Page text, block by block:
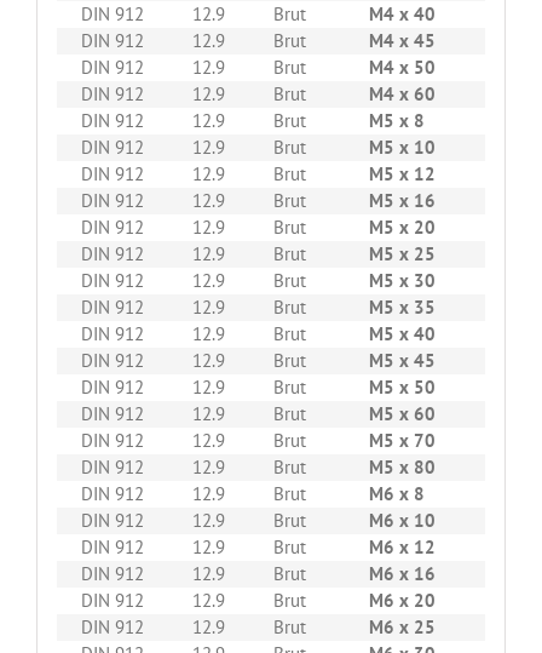
DIN 912
12.9 Brut M4 x 40
DIN 912
12.9 Brut M4 x 45
DIN 912
12.9 Brut M4 x 50
DIN 912
12.9 Brut M4 x 60
DIN 912
12.9 Brut M5 x 8
DIN 912
12.9 Brut M5 x 10
DIN 912
12.9 Brut M5 x 12
DIN 912
12.9 Brut M5 x 16
DIN 912
12.9 Brut M5 x 20
DIN 912
12.9 Brut M5 x 25
DIN 912
12.9 Brut M5 x 30
DIN 912
12.9 Brut M5 x 35
DIN 912
12.9 Brut M5 x 40
DIN 912
12.9 Brut M5 x 45
DIN 912
12.9 Brut M5 x 50
DIN 912
12.9 Brut M5 x 60
DIN 912
12.9 Brut M5 x 70
DIN 912
12.9 Brut M5 x 80
DIN 912
12.9 Brut M6 x 8
DIN 912
12.9 Brut M6 x 10
DIN 912
12.9 Brut M6 x 12
DIN 912
12.9 Brut M6 x 16
DIN 912
12.9 Brut M6 x 20
DIN 912
12.9 Brut M6 x 25